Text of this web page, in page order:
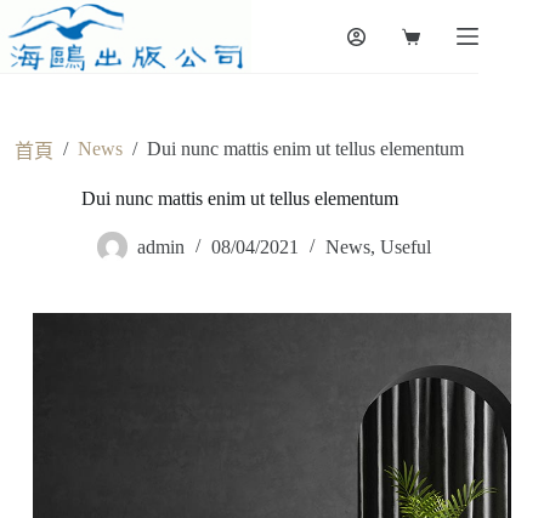
to
content
Shopping
首頁 / News / Dui nunc mattis enim ut tellus elementum
Dui nunc mattis enim ut tellus elementum
admin 08/04/2021 News, Useful